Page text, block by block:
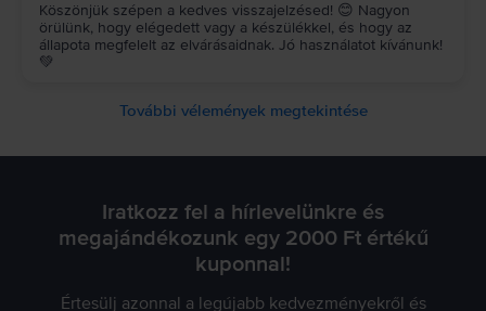
Köszönjük szépen a kedves visszajelzésed! 😊 Nagyon
örülünk, hogy elégedett vagy a készülékkel, és hogy az
állapota megfelelt az elvárásaidnak. Jó használatot kívánunk!
💚
További vélemények megtekintése
Iratkozz fel a hírlevelünkre és
megajándékozunk egy 2000 Ft értékű
kuponnal!
Értesülj azonnal a legújabb kedvezményekről és